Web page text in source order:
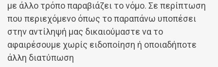
με άλλο τρόπο παραβιάζει το νόμο. Σε περίπτωση
που περιεχόμενο όπως το παραπάνω υποπέσει
στην αντίληψή μας δικαιούμαστε να το
αφαιρέσουμε χωρίς ειδοποίηση ή οποιαδήποτε
άλλη διατύπωση